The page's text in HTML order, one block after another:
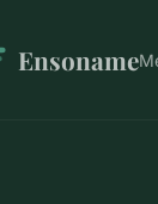
Ensoname